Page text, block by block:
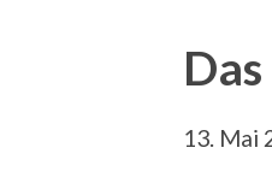
13. Mai